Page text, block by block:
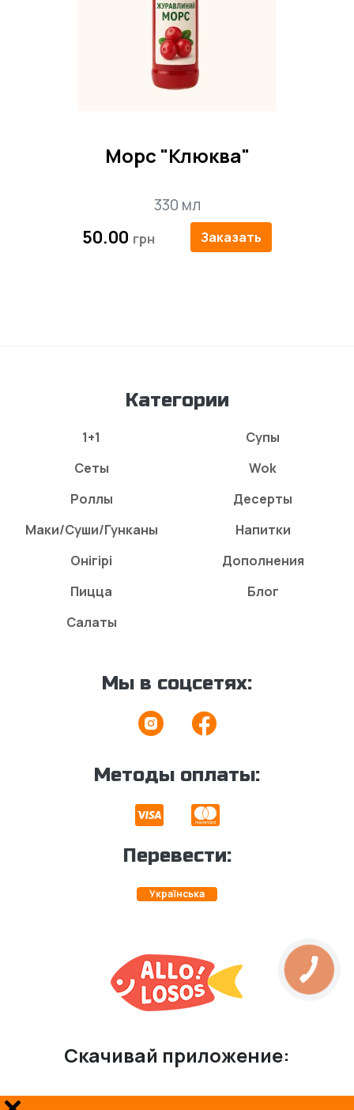
Морс "Клюква"
330 мл
50.00 Заказать
Категории
1+1
Сеты
Роллы
Маки/Суши/Гунканы
Онігірі
Пицца
Салаты
Супы
Wok
Десерты
Напитки
Дополнения
Блог
Мы в соцсетях:
Методы оплаты:
Перевести:
Українська
Скачивай приложение: